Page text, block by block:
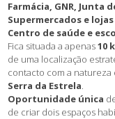
Farmácia, GNR, Junta
Supermercados e
Centro de saúde e
Fica situada a apenas10
de uma localização
contacto com a
Serra da Estrela.
Oportunidade única
de criar dois espaços